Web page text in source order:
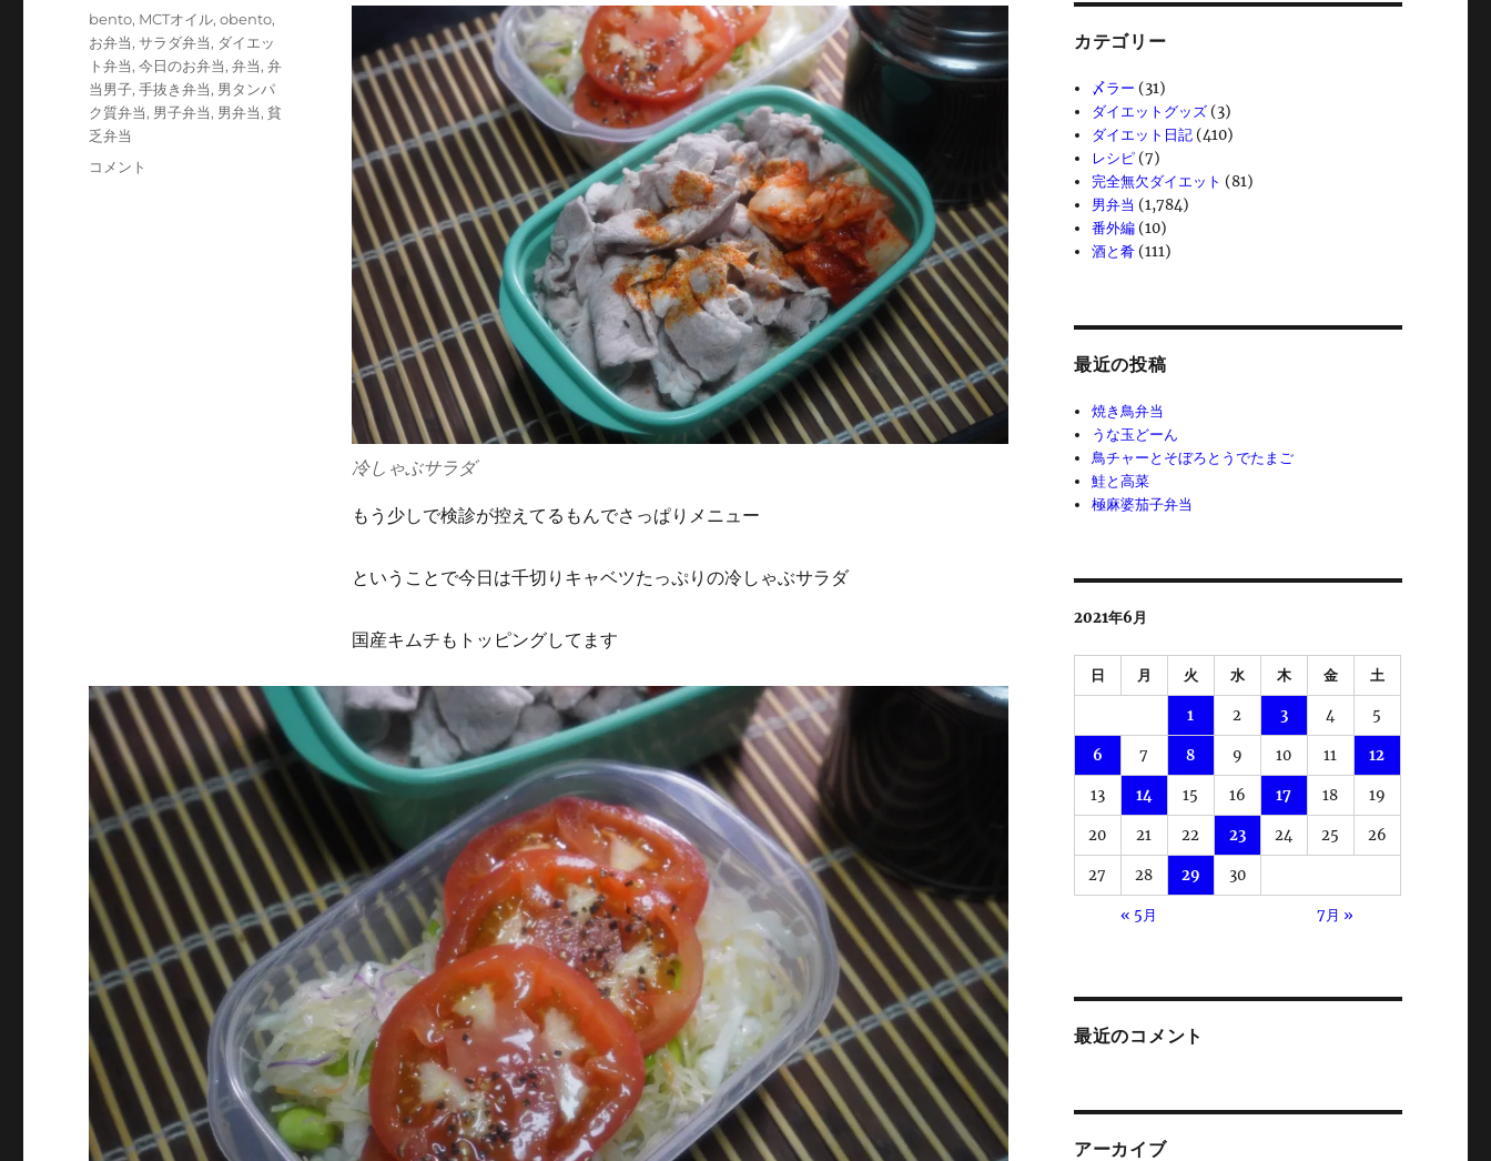
冷しゃぶサラダ
もう少しで検診が控えてるもんでさっぱりメニュー
ということで今日は千切りキャベツたっぷりの冷しゃぶサラダ
国産キムチもトッピングしてます
テ
ゴ
リ
ー
タ
グ
bento, MCTオイル,obento,
お弁当,サラダ弁当, ダイエッ
ト弁当,今日のお弁当,弁当,弁
当男子,手抜き弁当, 男タンパ
ク質弁当, 男子弁当, 男弁当,貧
乏弁当
肉
コメント
カテゴリー
〆ラー (31)
ダイエットグッズ (3)
ダイエット日記 (410)
レシピ (7)
完全無欠ダイエット (81)
男弁当 (1,784)
番外編 (10)
酒と肴 (111)
最近の投稿
焼き鳥弁当
うな玉どーん
鳥チャーとそぼろとうでたまご
鮭と高菜
極麻婆茄子弁当
2021年6月
日 月 火 水 木 金 土
1 2 3 4 5
6 7 8 9 10 11 12
13 14 15 16 17 18 19
20 21 22 23 24 25 26
27 28 29 30
« 5月 7月 »
最近のコメント
アーカイブ